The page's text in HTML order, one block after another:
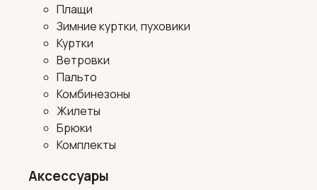
Плащи
Зимние куртки, пуховики
Куртки
Ветровки
Пальто
Комбинезоны
Жилеты
Брюки
Комплекты
Аксессуары